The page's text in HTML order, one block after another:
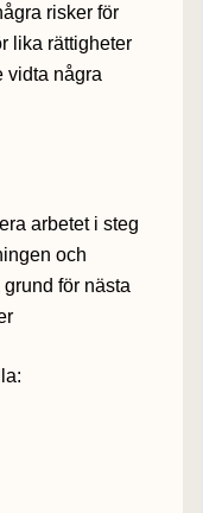
risker för
lika rättigheter
vidta några
arbetet i steg
och
för nästa